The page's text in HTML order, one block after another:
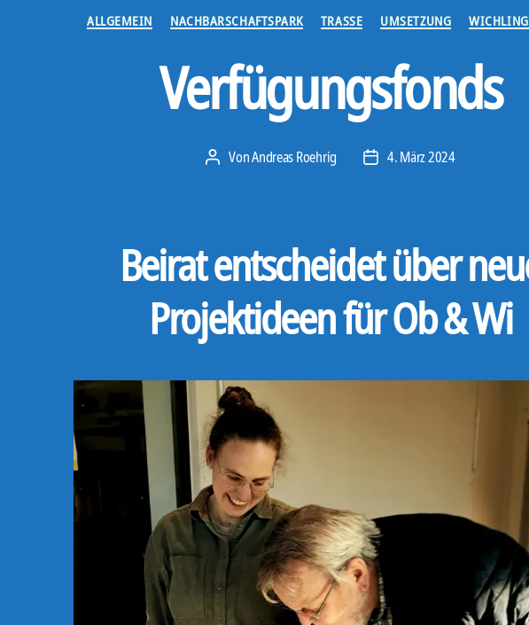
Kategorien
ALLGEMEIN NACHBARSCHAFTSPARK TRASSE UMSETZUNG
Verfügungsfonds
Beitragsautor
VonAndreas Roehrig Veröffentlichungsdatum
4. März 2024
Beirat entscheidet über
Projektideen für Ob & Wi